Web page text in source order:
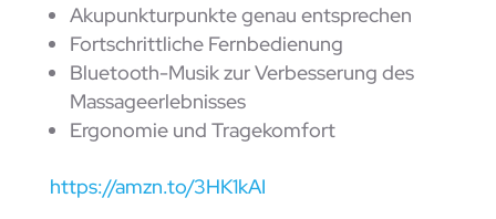
Akupunkturpunkte genau entsprechen
Fortschrittliche Fernbedienung
Bluetooth-Musik zur Verbesserung des
Massageerlebnisses
Ergonomie und Tragekomfort
https://amzn.to/3HK1kAI